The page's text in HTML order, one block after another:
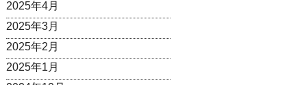
2025年4月
2025年3月
2025年2月
2025年1月